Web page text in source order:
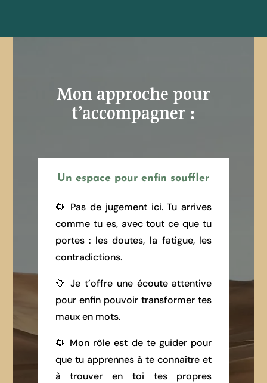
Mon approche pour
t’accompagner :
Un espace pour enfin souffler
🌻 Pas de jugement ici. Tu arrives
comme tu es, avec tout ce que tu
portes : les doutes, la fatigue, les
contradictions.
🌻 Je t’offre une écoute attentive
pour enfin pouvoir transformer tes
maux en mots.
🌻 Mon rôle est de te guider pour
que tu apprennes à te connaître et
à trouver en toi tes propres